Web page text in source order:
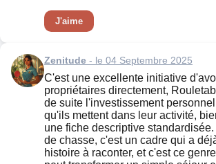
J'aime
Zenitude - le 04 Septembre 2025
C'est une excellente initiative
propriétaires directement,
de suite l'investissement
qu'ils mettent dans leur activité,
une fiche descriptive
de chasse, c'est un cadre qui a
histoire à raconter, et c'est ce